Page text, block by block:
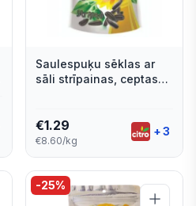
Saulespuķu sēklas ar
sāli strīpainas, ceptas
€1.29
€8.60/kg
+3
-25%